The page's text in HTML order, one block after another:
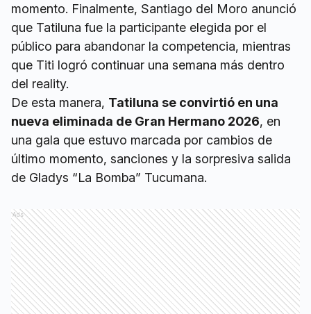
momento. Finalmente, Santiago del Moro anunció
que Tatiluna fue la participante elegida por el
público para abandonar la competencia, mientras
que Titi logró continuar una semana más dentro
del reality.
De esta manera, Tatiluna se convirtió en una
nueva eliminada de Gran Hermano 2026, en
una gala que estuvo marcada por cambios de
último momento, sanciones y la sorpresiva salida
de Gladys “La Bomba” Tucumana.
Ads